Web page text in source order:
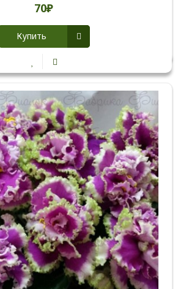
70₽
Купить